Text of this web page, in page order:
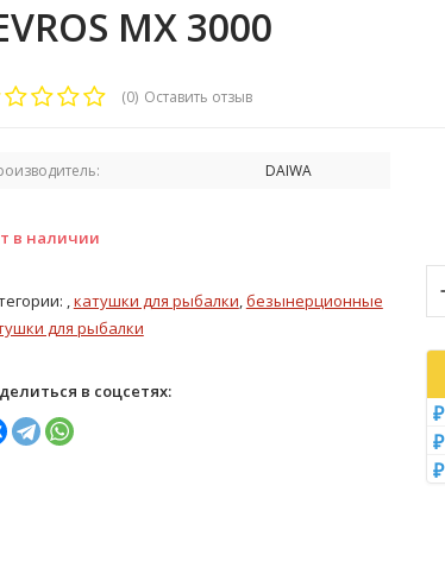
MX 3000
(0) Оставить отзыв
DAIWA
в наличии
,катушки для рыбалки,безынерционные
для рыбалки
в соцсетях: